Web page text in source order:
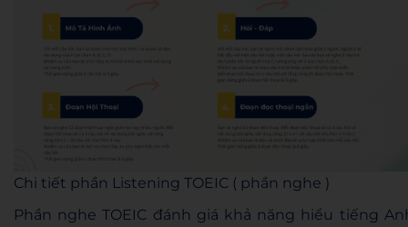
Chi tiết phần Listening TOEIC ( phần nghe )
Phần nghe TOEIC đánh giá khả năng hiểu tiếng